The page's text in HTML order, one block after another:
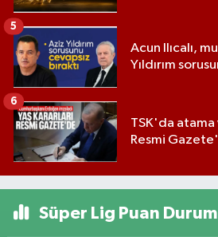
Acun Ilıcalı,
Yıldırım
5
TSK'da atama
Resmi
6
Süper Lig Puan